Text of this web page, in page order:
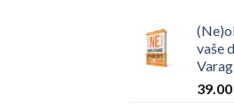
vaše
39.00